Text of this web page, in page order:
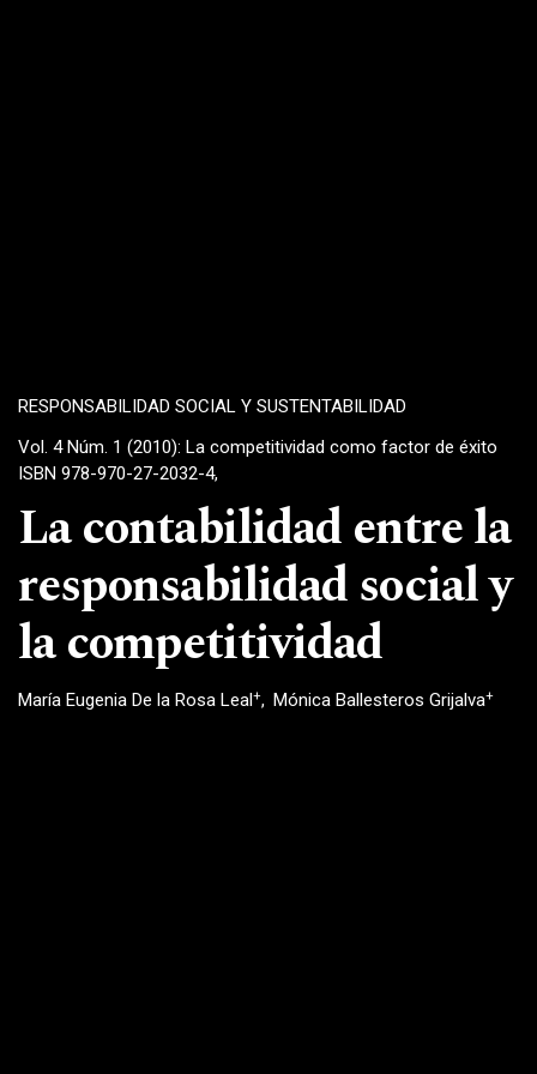
RESPONSABILIDAD SOCIAL Y SUSTENTABILIDAD
Vol. 4 Núm. 1 (2010): La competitividad como factor de éxito
ISBN 978-970-27-2032-4,
La contabilidad entre la
responsabilidad social y
la competitividad
María Eugenia De la Rosa Leal+ Mónica Ballesteros Grijalva+